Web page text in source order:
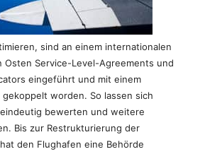
sind an einem internationalen
Osten Service-Level-Agreements und
eingeführt und mit einem
worden. So lassen sich
bewerten und weitere
Bis zur Restrukturierung der
den Flughafen eine Behörde